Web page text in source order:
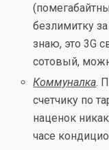
безлимитку
знаю, это 3G
сотовый,
Коммуналка.
счетчику по
наценок
часе